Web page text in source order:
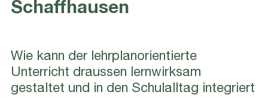
Schaffhausen
Wie kann der lehrplanorientierte
Unterricht draussen lernwirksam
gestaltet und in den Schulalltag integriert